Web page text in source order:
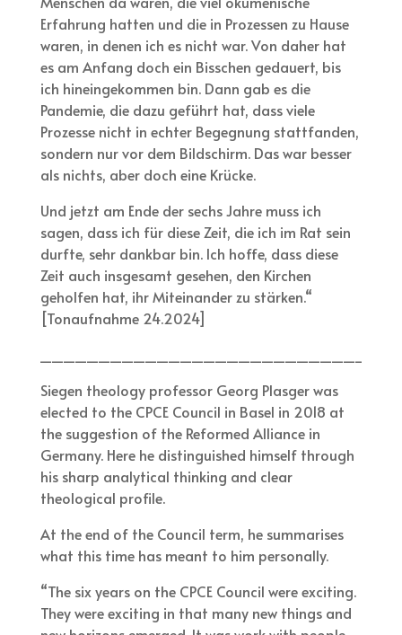
Erfahrung hatten und die in Prozessen zu Hause
waren, in denen ich es nicht war. Von daher hat
es am Anfang doch ein Bisschen gedauert, bis
ich hineingekommen bin. Dann gab es die
Pandemie, die dazu geführt hat, dass viele
Prozesse nicht in echter Begegnung stattfanden,
sondern nur vor dem Bildschirm. Das war besser
als nichts, aber doch eine Krücke.
Und jetzt am Ende der sechs Jahre muss ich
sagen, dass ich für diese Zeit, die ich im Rat sein
durfte, sehr dankbar bin. Ich hoffe, dass diese
Zeit auch insgesamt gesehen, den Kirchen
geholfen hat, ihr Miteinander zu stärken.“
[Tonaufnahme 24.2024]
Siegen theology professor Georg Plasger was
elected to the CPCE Council in Basel in 2018 at
the suggestion of the Reformed Alliance in
Germany. Here he distinguished himself through
his sharp analytical thinking and clear
theological profile.
At the end of the Council term, he summarises
what this time has meant to him personally.
“The six years on the CPCE Council were exciting.
They were exciting in that many new things and